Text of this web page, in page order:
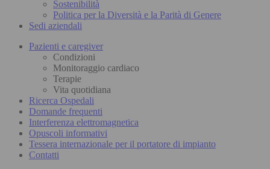
Sostenibilità
Politica per la Diversità e la Parità di Genere
Sedi aziendali
Pazienti e caregiver
Condizioni
Monitoraggio cardiaco
Terapie
Vita quotidiana
Ricerca Ospedali
Domande frequenti
Interferenza elettromagnetica
Opuscoli informativi
Tessera internazionale per il portatore di impianto
Contatti